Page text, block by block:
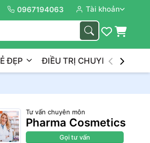
0967194063
Tài khoản
ĐẸP ĐIỀU TRỊ CHUYÊN NGHIỆP
Tư vấn chuyên môn
Pharma Cosmetics
Gọi tư vấn